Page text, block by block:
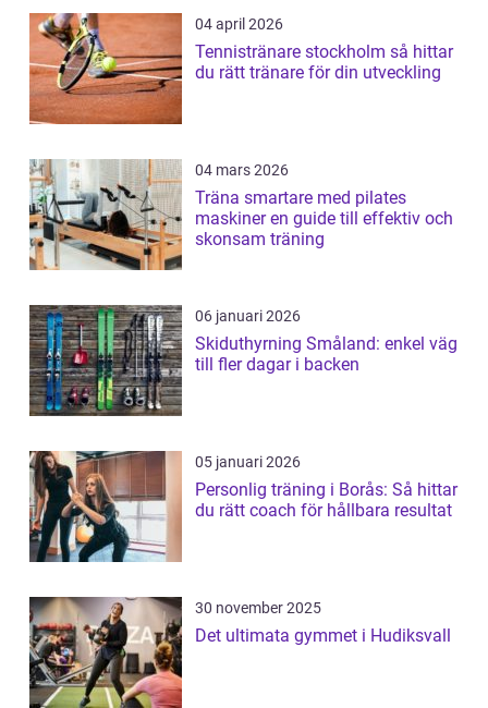
04 april 2026
Tennistränare stockholm så hittar
du rätt tränare för din utveckling
04 mars 2026
Träna smartare med pilates
maskiner en guide till effektiv och
skonsam träning
06 januari 2026
Skiduthyrning Småland: enkel väg
till fler dagar i backen
05 januari 2026
Personlig träning i Borås: Så hittar
du rätt coach för hållbara resultat
30 november 2025
Det ultimata gymmet i Hudiksvall